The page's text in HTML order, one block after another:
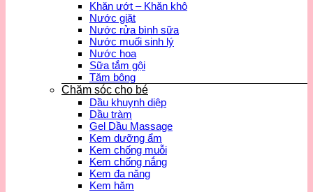
Khăn ướt – Khăn khô
Nước giặt
Nước rửa bình sữa
Nước muối sinh lý
Nước hoa
Sữa tắm gội
Tăm bông
Chăm sóc cho bé
Dầu khuynh diệp
Dầu tràm
Gel Dầu Massage
Kem dưỡng ẩm
Kem chống muỗi
Kem chống nắng
Kem đa năng
Kem hăm